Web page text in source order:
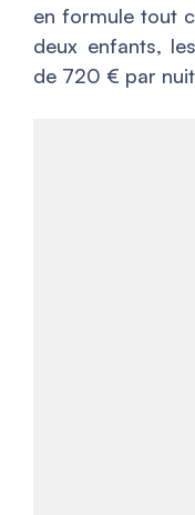
en formule tout
deux enfants,
de 720 € par